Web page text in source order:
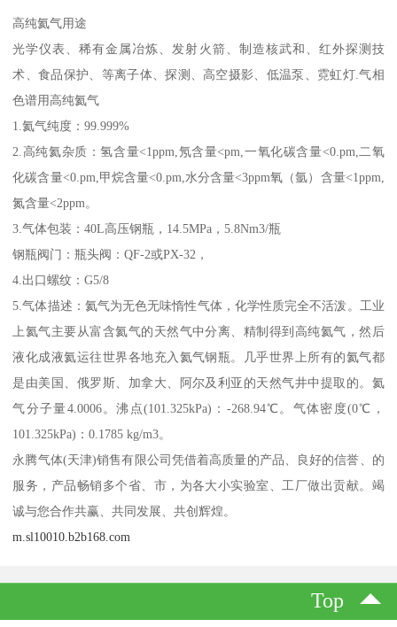
高纯氦气用途
光学仪表、稀有金属冶炼、发射火箭、制造核武和、红外探测技
术、食品保护、等离子体、探测、高空摄影、低温泵、霓虹灯.气相
色谱用高纯氦气
1.氦气纯度：99.999%
2.高纯氦杂质：氢含量<1ppm,氖含量<pm,一氧化碳含量<0.pm,二氧
化碳含量<0.pm,甲烷含量<0.pm,水分含量<3ppm氧（氩）含量<1ppm,
氮含量<2ppm。
3.气体包装：40L高压钢瓶，14.5MPa，5.8Nm3/瓶
钢瓶阀门：瓶头阀：QF-2或PX-32，
4.出口螺纹：G5/8
5.气体描述：氦气为无色无味惰性气体，化学性质完全不活泼。工业
上氦气主要从富含氦气的天然气中分离、精制得到高纯氦气，然后
液化成液氦运往世界各地充入氦气钢瓶。几乎世界上所有的氦气都
是由美国、俄罗斯、加拿大、阿尔及利亚的天然气井中提取的。氦
气分子量4.0006。沸点(101.325kPa)：-268.94℃。气体密度(0℃，
101.325kPa)：0.1785 kg/m3。
永腾气体(天津)销售有限公司凭借着高质量的产品、良好的信誉、的
服务，产品畅销多个省、市，为各大小实验室、工厂做出贡献。竭
诚与您合作共赢、共同发展、共创辉煌。
m.sl10010.b2b168.com
Top